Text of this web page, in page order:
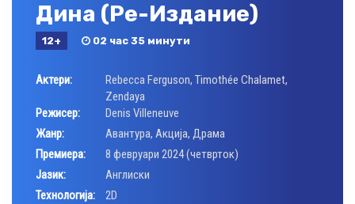
Дина (Ре-Издание)
12+ 02 час 35 минути
Актери: Rebecca Ferguson, Timothée Chalamet,
Zendaya
Режисер:
Denis Villeneuve
Жанр:
Авантура, Акција, Драма
Премиера:
8 февруари 2024 (четврток)
Јазик:
Aнглиски
Технологија:
2D